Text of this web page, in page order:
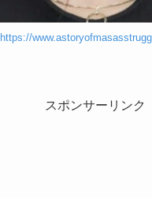
https://
スポンサーリンク